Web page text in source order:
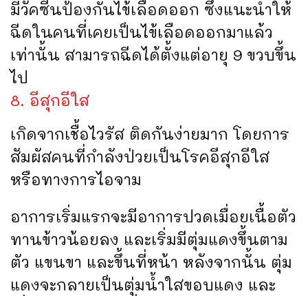
มีวัคซีนป้องกันไข้เลือดออก ซึ่งแนะนำให้
ฉีดในคนที่เคยเป็นไข้เลือดออกมาแล้ว
เท่านั้น สามารถฉีดได้ตั้งแต่อายุ 9 ขวบขึ้น
ไป
8. อีสุกอีใส
เกิดจากเชื้อไวรัส ติดกันง่ายมาก โดยการ
สัมผัสคนที่กำลังป่วยเป็นโรคอีสุกอีใส
หรือทางการไอจาม
อาการเริ่มแรกจะมีอาการปวดเมื่อยเนื้อตัว
ทานข้าวน้อยลง และเริ่มมีตุ่มแดงขึ้นตาม
ตัว แขนขา และขึ้นที่หน้า หลังจากนั้น ตุ่ม
แดงจะกลายเป็นตุ่มน้ำใสขอบแดง และ